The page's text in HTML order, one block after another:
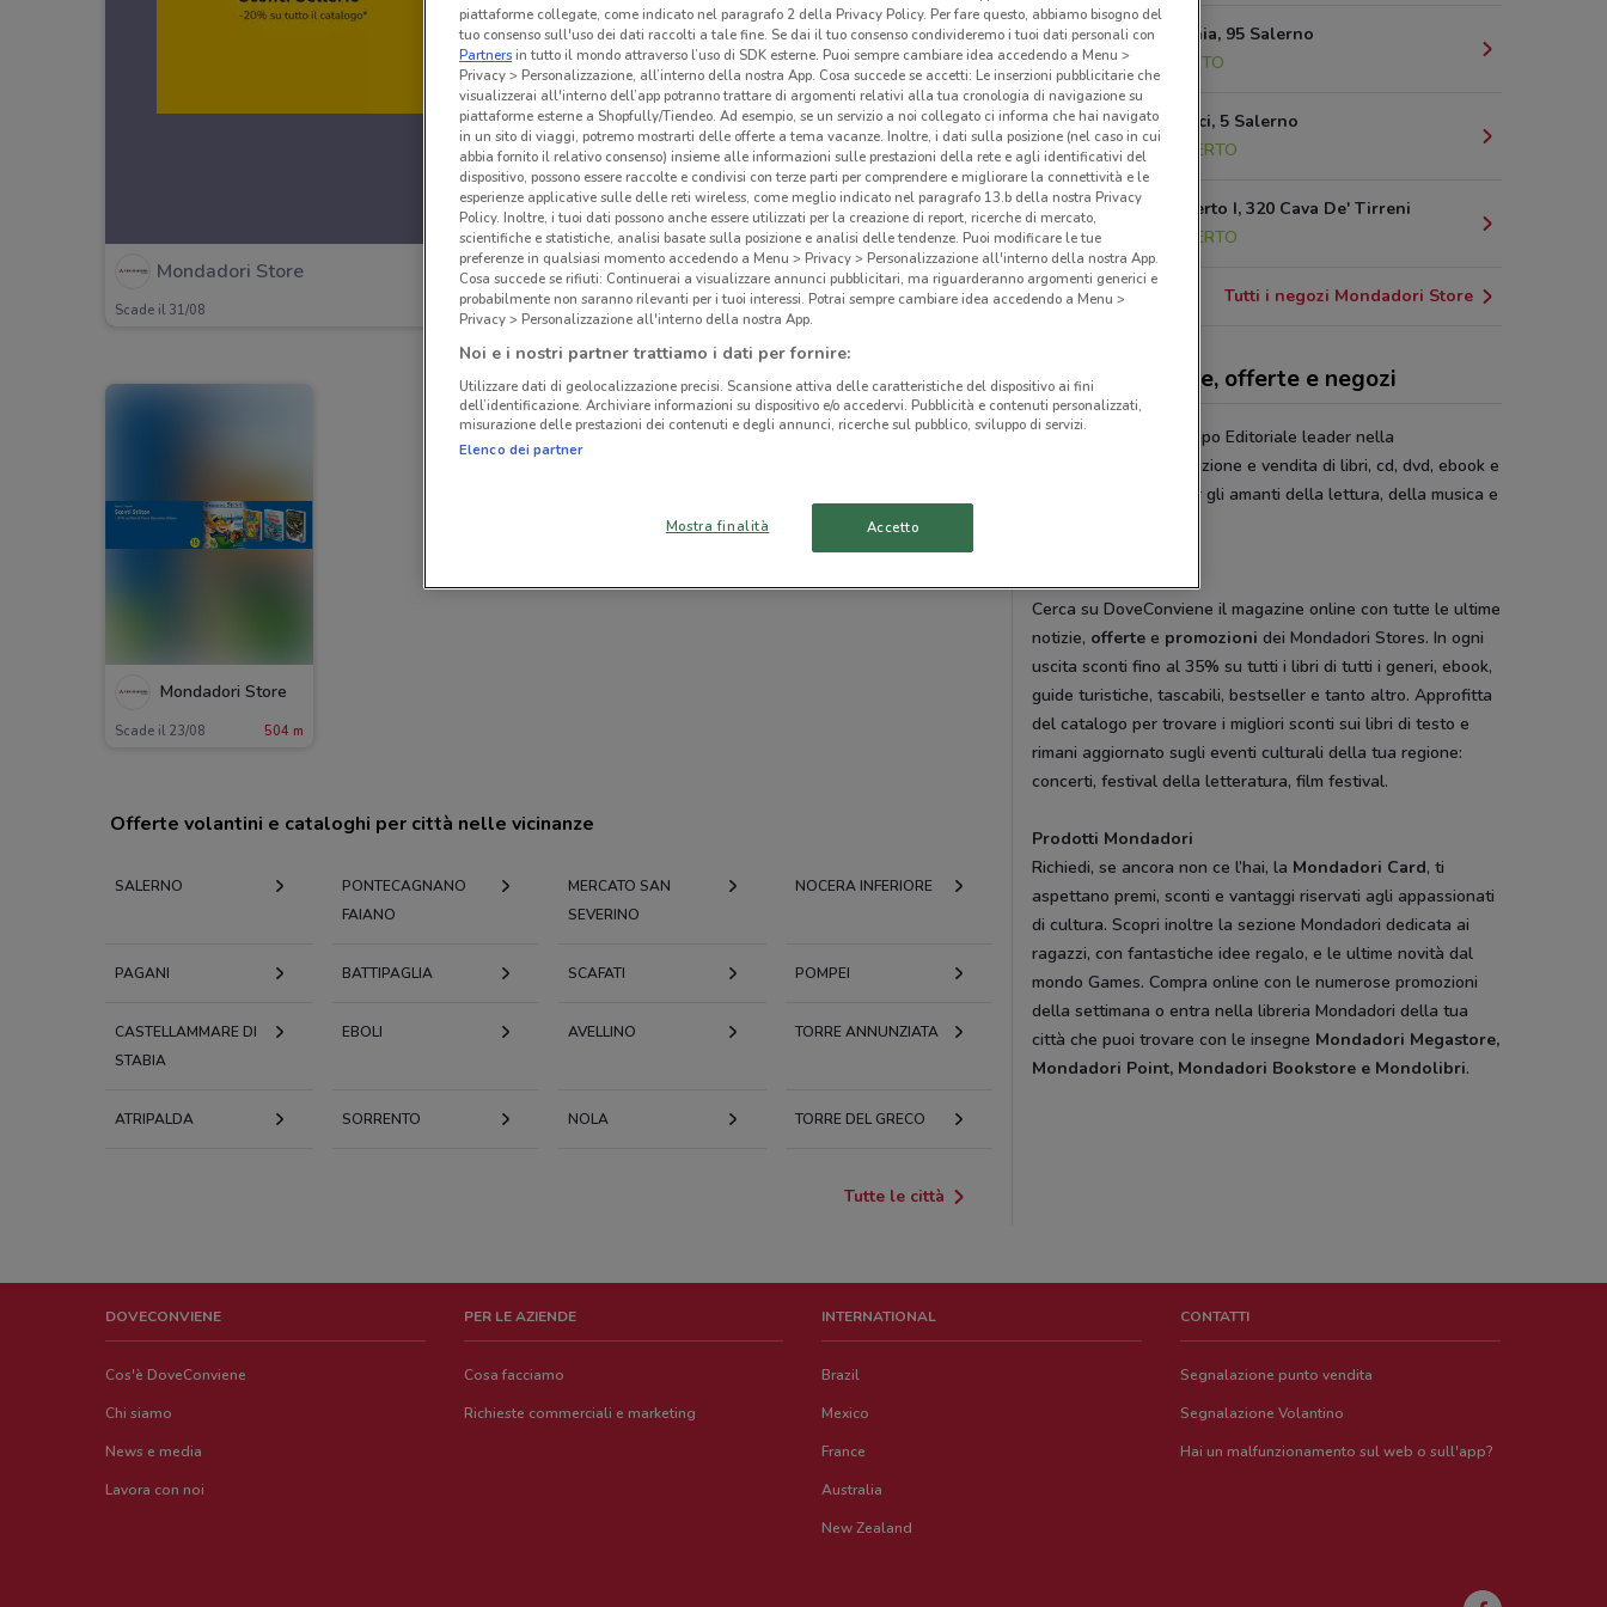
Mondadori Store
Scade il 31/08
Mondadori Store
Scade il 23/08 504 m
Offerte volantini e cataloghi per città nelle vicinanze
SALERNO
PONTECAGNANO
FAIANO
MERCATO SAN
SEVERINO
NOCERA INFERIORE
PAGANI BATTIPAGLIA SCAFATI POMPEI
CASTELLAMMARE DI
STABIA
EBOLI AVELLINO TORRE ANNUNZIATA
ATRIPALDA SORRENTO NOLA TORRE DEL GRECO
Tutte le città
Via Posidonia, 95 Salerno
2 km
APERTO
Via Dei Greci, 5 Salerno
2.9 km
APERTO
Corso Umberto I, 320 Cava De' Tirreni
APERTO
Tutti i negozi Mondadori Store
Mondadori Store, offerte e negozi
Mondadori
è un Gruppo Editoriale leader nella
pubblicazione, distribuzione e vendita di libri, cd, dvd, ebook e
articoli d’interesse per gli amanti della lettura, della musica e
Cerca su DoveConviene il magazine online con tutte le ultime
notizie, offerte e promozionidei Mondadori Stores. In ogni
uscita sconti fino al 35% su tutti i libri di tutti i generi, ebook,
guide turistiche, tascabili, bestseller e tanto altro. Approfitta
del catalogo per trovare i migliori sconti sui libri di testo e
rimani aggiornato sugli eventi culturali della tua regione:
concerti, festival della letteratura, film festival.
Prodotti Mondadori
Richiedi, se ancora non ce l’hai, la Mondadori Card, ti
aspettano premi, sconti e vantaggi riservati agli appassionati
di cultura. Scopri inoltre la sezione Mondadori dedicata ai
ragazzi, con fantastiche idee regalo, e le ultime novità dal
mondo Games. Compra online con le numerose promozioni
della settimana o entra nella libreria Mondadori della tua
città che puoi trovare con le insegne Mondadori Megastore,
Mondadori Point, Mondadori Bookstore e Mondolibri.
DOVECONVIENE
Cos'è DoveConviene
Chi siamo
News e media
Lavora con noi
PER LE AZIENDE
Cosa facciamo
Richieste commerciali e marketing
INTERNATIONAL
Brazil
Mexico
France
Australia
New Zealand
CONTATTI
Segnalazione punto vendita
Segnalazione Volantino
Hai un malfunzionamento sul web o sull'app?
piattaforme collegate, come indicato nel paragrafo 2 della Privacy Policy. Per fare questo, abbiamo bisogno del
tuo consenso sull'uso dei dati raccolti a tale fine. Se dai il tuo consenso condivideremo i tuoi dati personali con
Partnersin tutto il mondo attraverso l’uso di SDK esterne. Puoi sempre cambiare idea accedendo a Menu >
Privacy > Personalizzazione, all’interno della nostra App. Cosa succede se accetti: Le inserzioni pubblicitarie che
visualizzerai all'interno dell’app potranno trattare di argomenti relativi alla tua cronologia di navigazione su
piattaforme esterne a Shopfully/Tiendeo. Ad esempio, se un servizio a noi collegato ci informa che hai navigato
in un sito di viaggi, potremo mostrarti delle offerte a tema vacanze. Inoltre, i dati sulla posizione (nel caso in cui
abbia fornito il relativo consenso) insieme alle informazioni sulle prestazioni della rete e agli identificativi del
dispositivo, possono essere raccolte e condivisi con terze parti per comprendere e migliorare la connettività e le
esperienze applicative sulle delle reti wireless, come meglio indicato nel paragrafo 13.b della nostra Privacy
Policy. Inoltre, i tuoi dati possono anche essere utilizzati per la creazione di report, ricerche di mercato,
scientifiche e statistiche, analisi basate sulla posizione e analisi delle tendenze. Puoi modificare le tue
preferenze in qualsiasi momento accedendo a Menu > Privacy > Personalizzazione all'interno della nostra App.
Cosa succede se rifiuti: Continuerai a visualizzare annunci pubblicitari, ma riguarderanno argomenti generici e
probabilmente non saranno rilevanti per i tuoi interessi. Potrai sempre cambiare idea accedendo a Menu >
Privacy > Personalizzazione all'interno della nostra App.
Noi e i nostri partner trattiamo i dati per fornire:
Utilizzare dati di geolocalizzazione precisi. Scansione attiva delle caratteristiche del dispositivo ai fini
dell’identificazione. Archiviare informazioni su dispositivo e/o accedervi. Pubblicità e contenuti personalizzati,
misurazione delle prestazioni dei contenuti e degli annunci, ricerche sul pubblico, sviluppo di servizi.
Elenco dei partner
Mostra finalità Accetto